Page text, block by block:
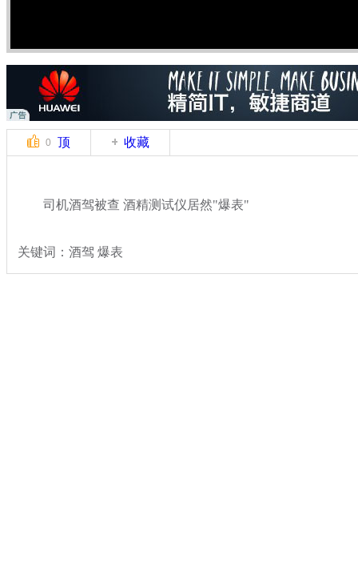
0 顶 收藏
司机酒驾被查 酒精测试仪居然"爆表"
关键词：酒驾 爆表